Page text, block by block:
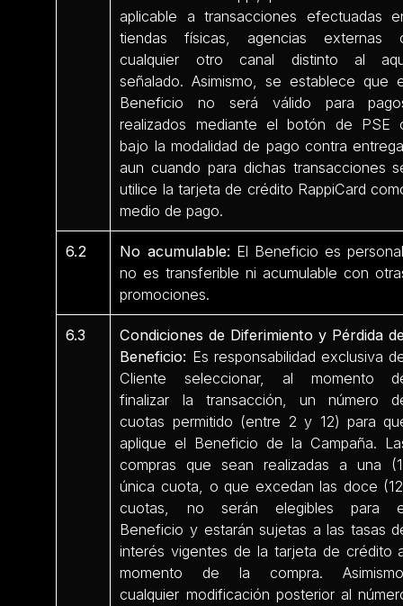
aplicable a transacciones efectuadas
tiendas físicas, agencias externas
cualquier otro canal distinto al
señalado. Asimismo, se establece que
Beneficio no será válido para
realizados mediante el botón de PSE
bajo la modalidad de pago contra
aun cuando para dichas transacciones
utilice la tarjeta de crédito RappiCard
medio de pago.
6.2 No acumulable: El Beneficio es
no es transferible ni acumulable con
promociones.
6.3
Condiciones de Diferimiento y Pérdida
Beneficio: Es responsabilidad exclusiva
Cliente seleccionar, al momento
finalizar la transacción, un número
cuotas permitido (entre 2 y 12) para
aplique el Beneficio de la Campaña.
compras que sean realizadas a una
única cuota, o que excedan las doce
cuotas, no serán elegibles para
Beneficio y estarán sujetas a las tasas
interés vigentes de la tarjeta de crédito
momento de la compra.
cualquier modificación posterior al